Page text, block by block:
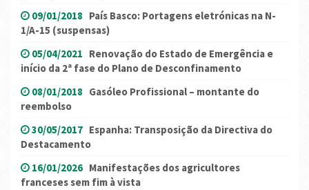
09/01/2018 País Basco: Portagens eletrónicas na N-
1/A-15 (suspensas)
05/04/2021 Renovação do Estado de Emergência e
início da 2ª fase do Plano de Desconfinamento
08/01/2018 Gasóleo Profissional – montante do
reembolso
30/05/2017 Espanha: Transposição da Directiva do
Destacamento
16/01/2026 Manifestações dos agricultores
franceses sem fim à vista